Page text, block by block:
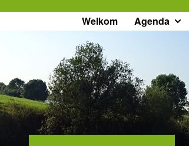
Welkom Agenda